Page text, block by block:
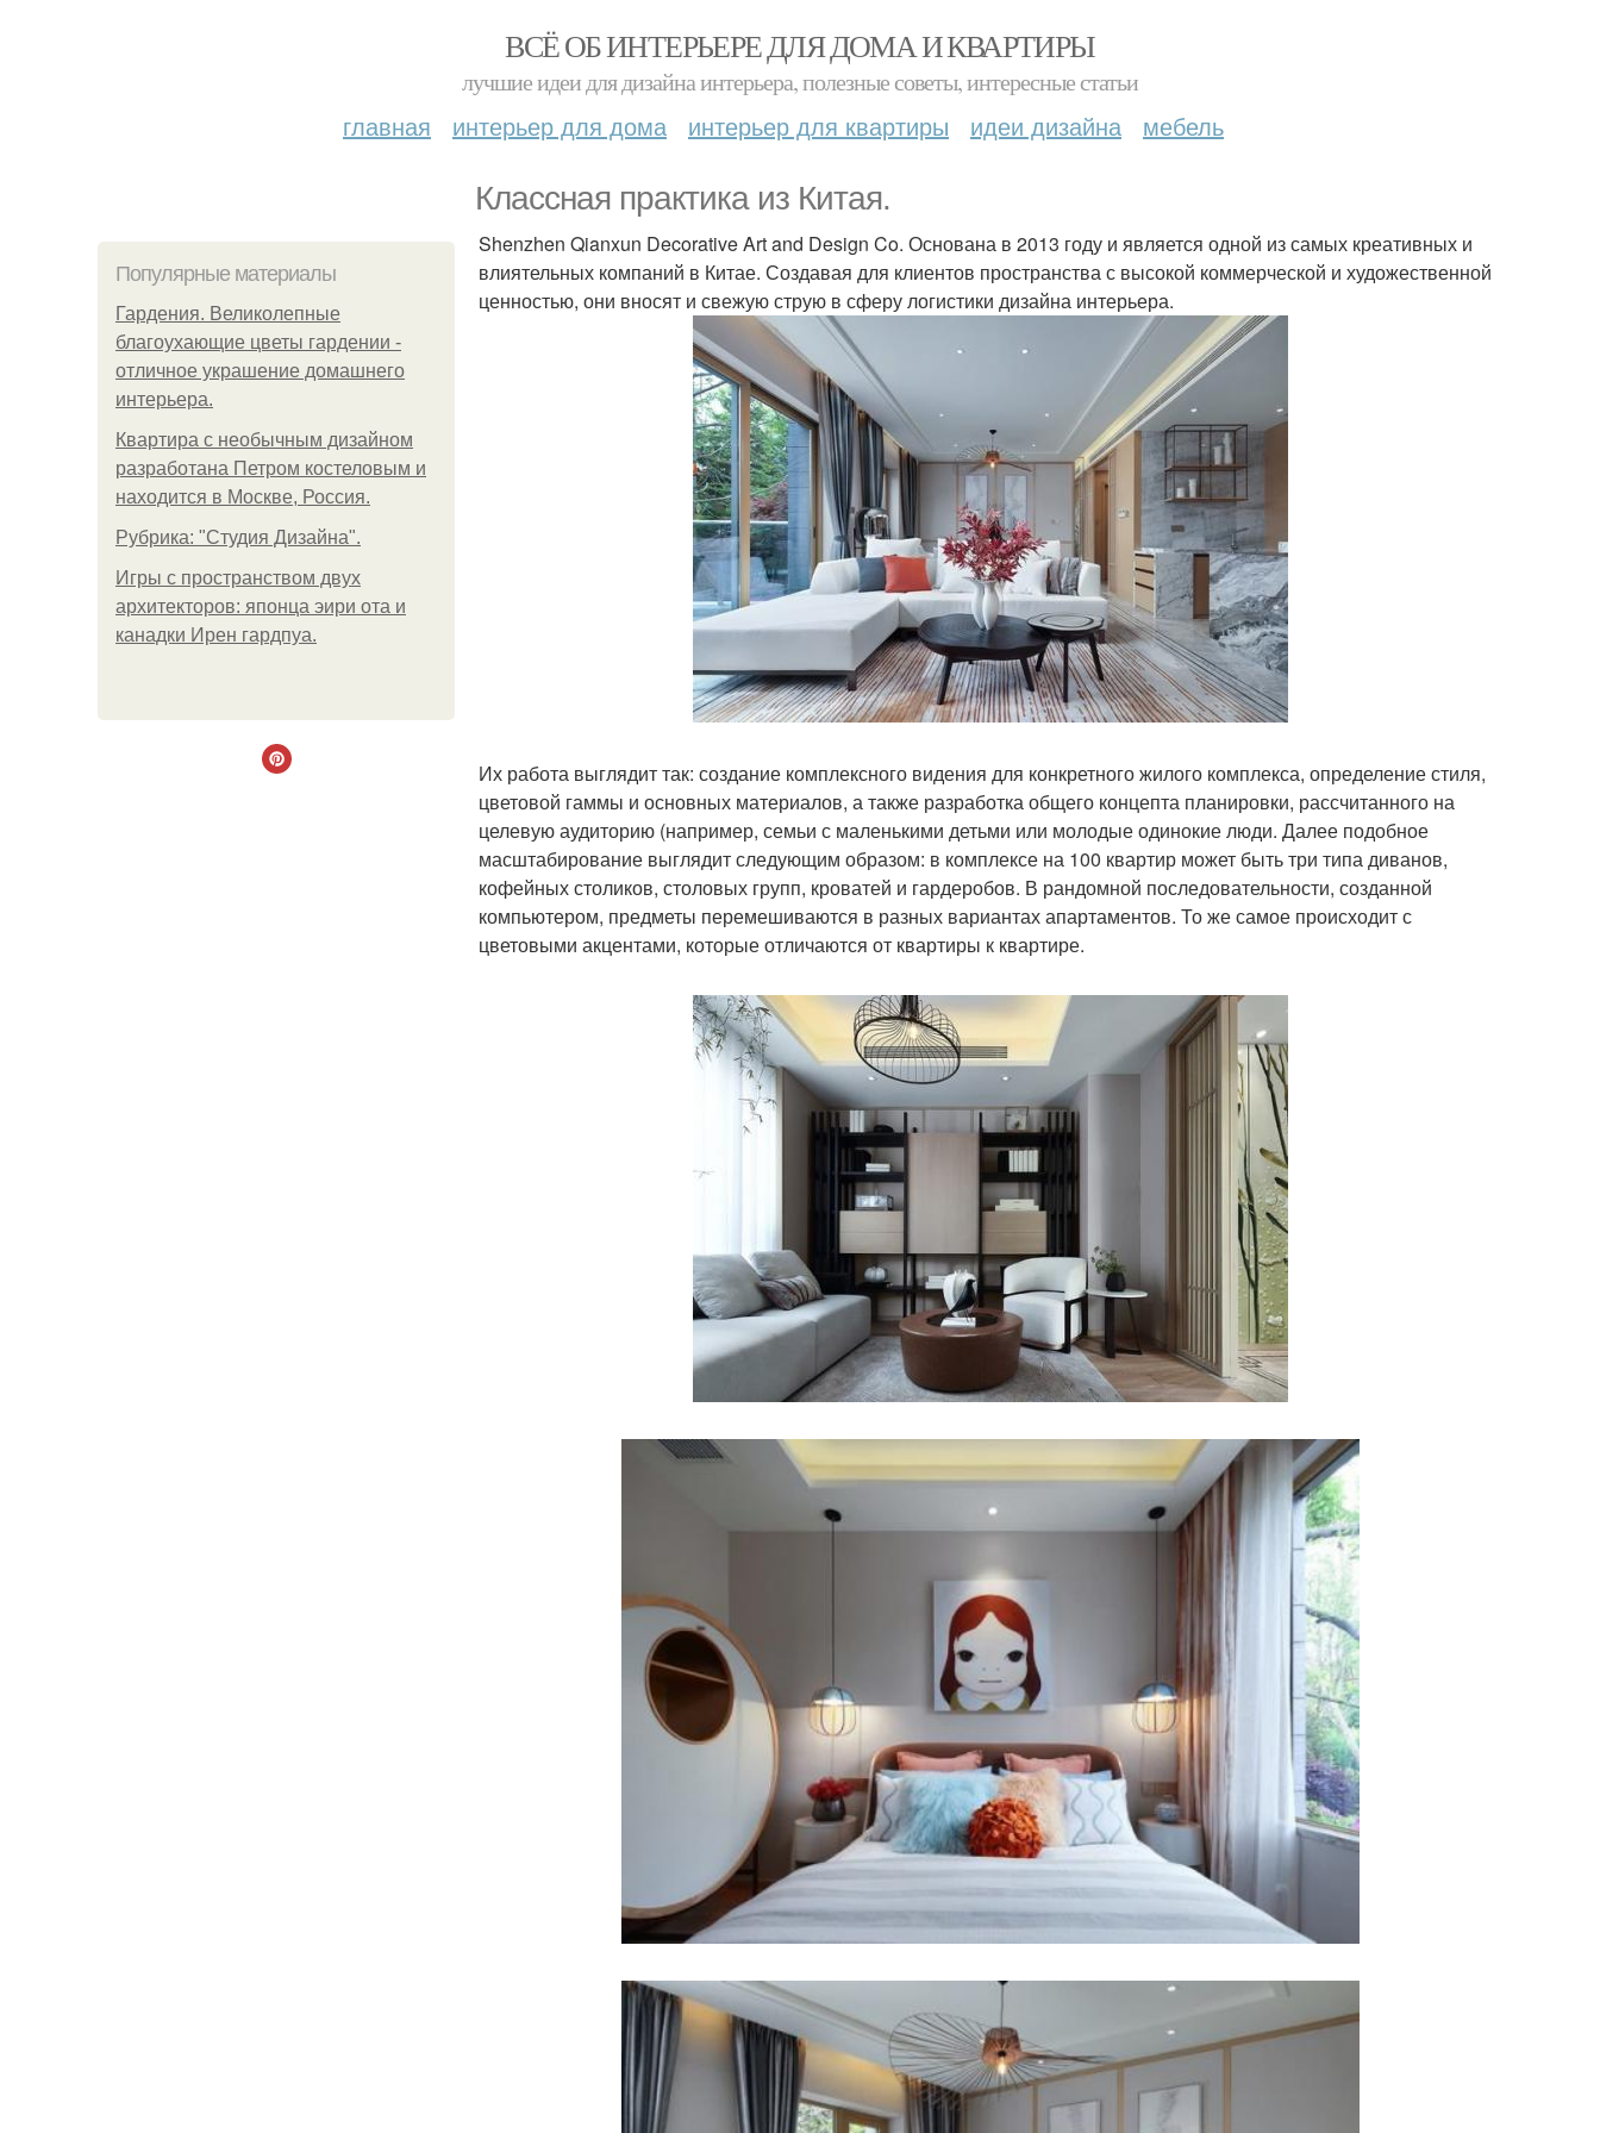
ВСЁ ОБ ИНТЕРЬЕРЕ ДЛЯ ДОМА И КВАРТИРЫ
лучшие идеи для дизайна интерьера, полезные советы, интересные статьи
главная интерьер для дома интерьер для квартиры идеи дизайна мебель
Классная практика из Китая.
Популярные материалы
Гардения. Великолепные
благоухающие цветы гардении -
отличное украшение домашнего
интерьера.
Квартира с необычным дизайном
разработана Петром костеловым и
находится в Москве, Россия.
Рубрика: "Студия Дизайна".
Игры с пространством двух
архитекторов: японца эири ота и
канадки Ирен гардпуа.
Shenzhen Qianxun Decorative Art and Design Co. Основана в 2013 году и является одной из самых креативных и
влиятельных компаний в Китае. Создавая для клиентов пространства с высокой коммерческой и художественной
ценностью, они вносят и свежую струю в сферу логистики дизайна интерьера.
Их работа выглядит так: создание комплексного видения для конкретного жилого комплекса, определение стиля,
цветовой гаммы и основных материалов, а также разработка общего концепта планировки, рассчитанного на
целевую аудиторию (например, семьи с маленькими детьми или молодые одинокие люди. Далее подобное
масштабирование выглядит следующим образом: в комплексе на 100 квартир может быть три типа диванов,
кофейных столиков, столовых групп, кроватей и гардеробов. В рандомной последовательности, созданной
компьютером, предметы перемешиваются в разных вариантах апартаментов. То же самое происходит с
цветовыми акцентами, которые отличаются от квартиры к квартире.